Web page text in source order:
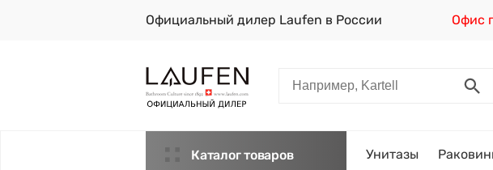
Официальный дилер Laufen в России Офис
Каталог товаров Унитазы